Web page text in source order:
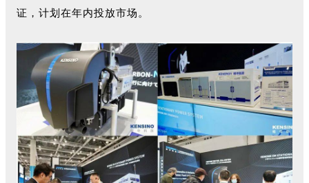
证，计划在年内投放市场。